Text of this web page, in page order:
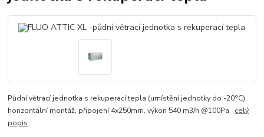
Půdní větrací jednotka s rekuperací tepla (umístění jednotky do -20°C),
horizontální montáž, připojení 4x250mm, výkon 540 m3/h @100Pa celý
popis